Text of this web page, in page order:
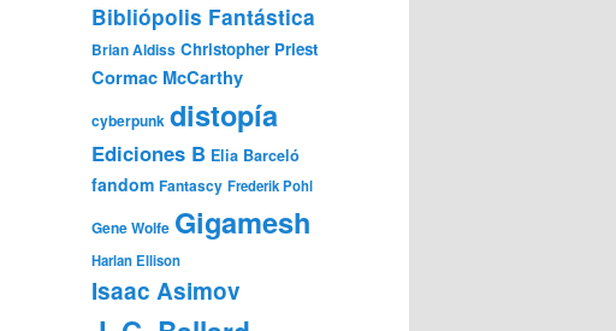
Bibliópolis Fantástica
Brian Aldiss Christopher Priest
Cormac McCarthy
cyberpunk distopía
Ediciones B Elia Barceló
fandom Fantascy Frederik Pohl
Gene Wolfe Gigamesh
Harlan Ellison
Isaac Asimov